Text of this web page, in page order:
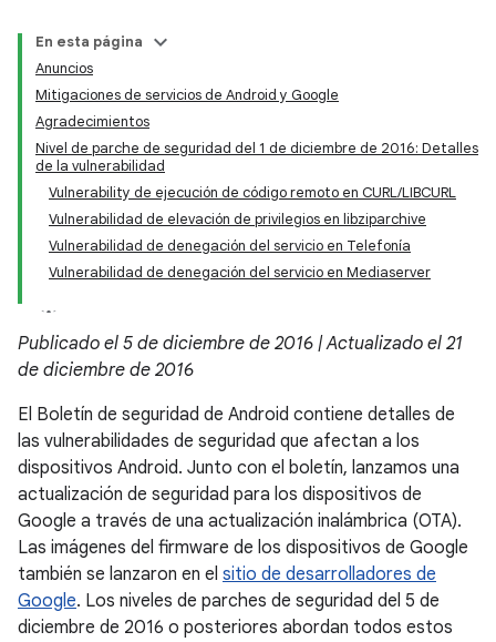
En esta página
Anuncios
Mitigaciones de servicios de Android y Google
Agradecimientos
Nivel de parche de seguridad del 1 de diciembre de 2016: Detalles
de la vulnerabilidad
Vulnerability de ejecución de código remoto en CURL/LIBCURL
Vulnerabilidad de elevación de privilegios en libziparchive
Vulnerabilidad de denegación del servicio en Telefonía
Vulnerabilidad de denegación del servicio en Mediaserver
Publicado el 5 de diciembre de 2016 | Actualizado el 21
de diciembre de 2016
El Boletín de seguridad de Android contiene detalles de
las vulnerabilidades de seguridad que afectan a los
dispositivos Android. Junto con el boletín, lanzamos una
actualización de seguridad para los dispositivos de
Google a través de una actualización inalámbrica (OTA).
Las imágenes del firmware de los dispositivos de Google
también se lanzaron en el sitio de desarrolladores de
Google. Los niveles de parches de seguridad del 5 de
diciembre de 2016 o posteriores abordan todos estos